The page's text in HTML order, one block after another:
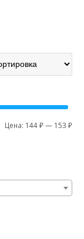
Цена: 144 ₽— 153 ₽